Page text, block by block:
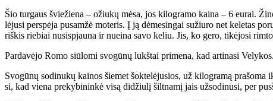
Šio tur­gaus švie­žie­na – ožiu­kų mė­sa, jos ki­log­ra­mo kai­na – 6 eu­rai.
lė­ju­si per­spė­ja pus­am­žė mo­te­ris. Į ją dė­me­sin­gai su­žiu­ro net ke­le­tas
riš­kis rie­biai nu­si­spjau­na ir nu­ei­na sa­vo ke­liu. Jis, ko ge­ro, ti­kė­jo­si
Par­da­vė­jo Ro­mo siū­lo­mi svo­gū­nų lukš­tai pri­me­na, kad ar­ti­na­si
Svo­gū­nų so­di­nu­kų kai­nos šie­met šok­te­lė­ju­sios, už ki­log­ra­mą
si, kad vie­na pre­ky­bi­nin­kė vi­są di­džiu­lį šilt­na­mį jais už­so­di­nu­si, per